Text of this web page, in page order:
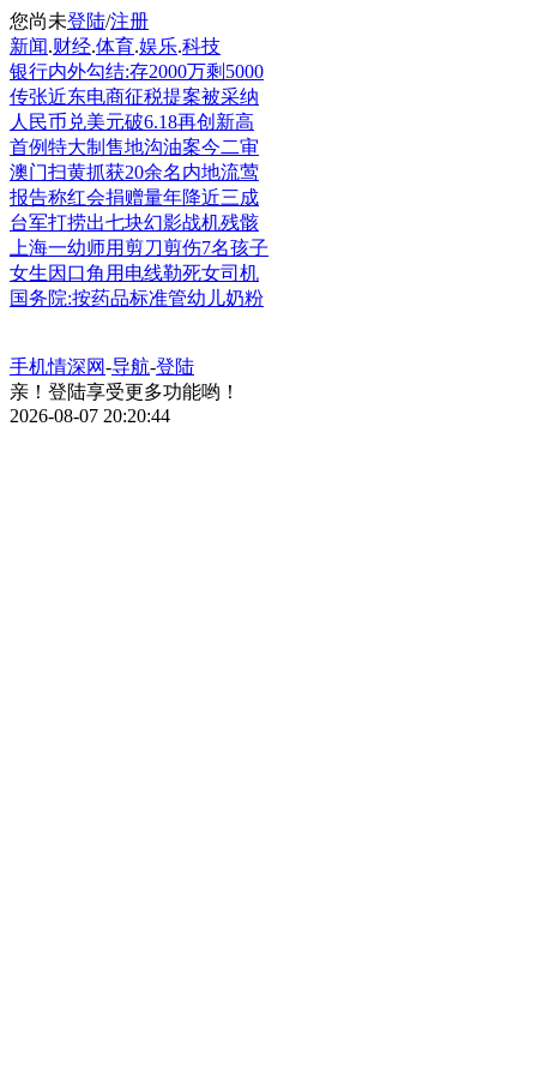
您尚未登陆/注册
新闻.财经.体育.娱乐.科技
银行内外勾结:存2000万剩5000
传张近东电商征税提案被采纳
人民币兑美元破6.18再创新高
首例特大制售地沟油案今二审
澳门扫黄抓获20余名内地流莺
报告称红会捐赠量年降近三成
台军打捞出七块幻影战机残骸
上海一幼师用剪刀剪伤7名孩子
女生因口角用电线勒死女司机
国务院:按药品标准管幼儿奶粉
手机情深网-导航-登陆
亲！登陆享受更多功能哟！
2026-08-07 20:20:44